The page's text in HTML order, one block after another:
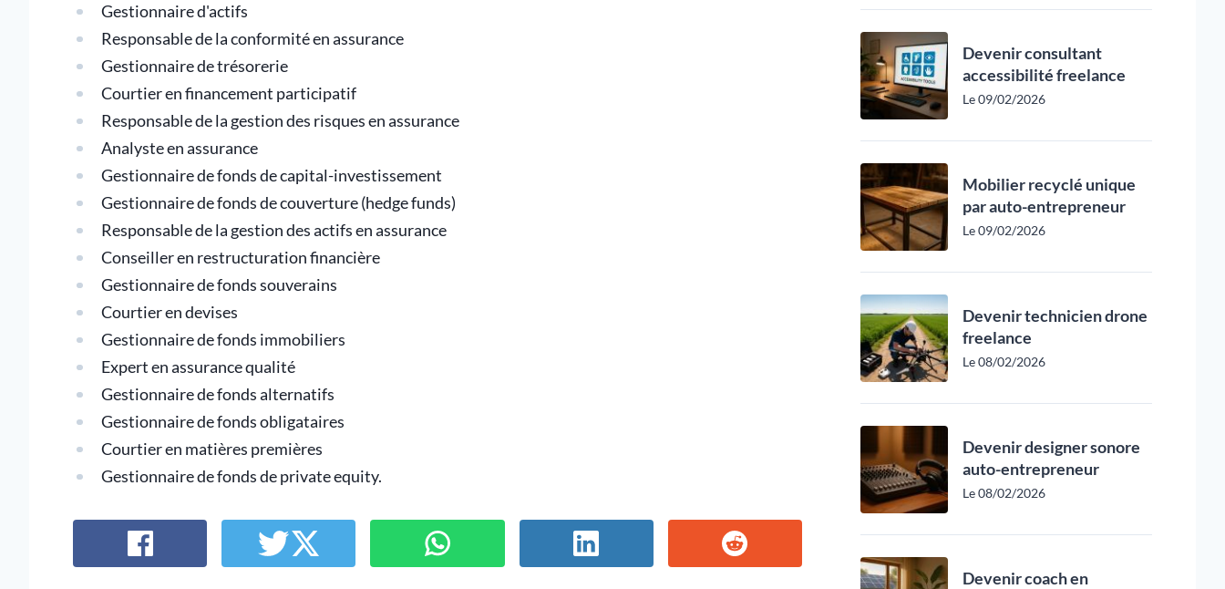
Gestionnaire d'actifs
Responsable de la conformité en assurance
Gestionnaire de trésorerie
Courtier en financement participatif
Responsable de la gestion des risques en assurance
Analyste en assurance
Gestionnaire de fonds de capital-investissement
Gestionnaire de fonds de couverture (hedge funds)
Responsable de la gestion des actifs en assurance
Conseiller en restructuration financière
Gestionnaire de fonds souverains
Courtier en devises
Gestionnaire de fonds immobiliers
Expert en assurance qualité
Gestionnaire de fonds alternatifs
Gestionnaire de fonds obligataires
Courtier en matières premières
Gestionnaire de fonds de private equity.
Devenir consultant
accessibilité freelance
Le 09/02/2026
Mobilier recyclé unique
par auto-entrepreneur
Le 09/02/2026
Devenir technicien drone
freelance
Le 08/02/2026
Devenir designer sonore
auto-entrepreneur
Le 08/02/2026
Devenir coach en